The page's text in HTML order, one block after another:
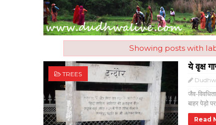
Showing posts with
TREES
ये वृक्ष
जैव-
बाहर पेड़ो
Read